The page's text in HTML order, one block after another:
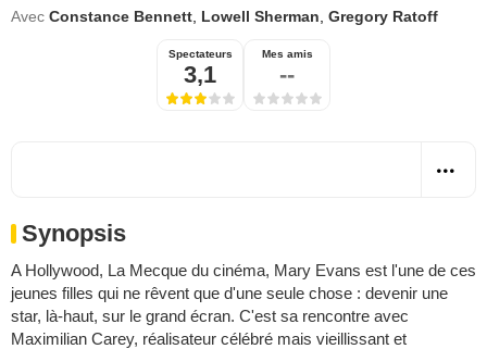
Avec Constance Bennett Lowell Sherman Gregory Ratoff
Spectateurs
3,1
Mes amis
--
Synopsis
A Hollywood, La Mecque du cinéma, Mary Evans est l'une de ces
jeunes filles qui ne rêvent que d'une seule chose : devenir une
star, là-haut, sur le grand écran. C'est sa rencontre avec
Maximilian Carey, réalisateur célébré mais vieillissant et